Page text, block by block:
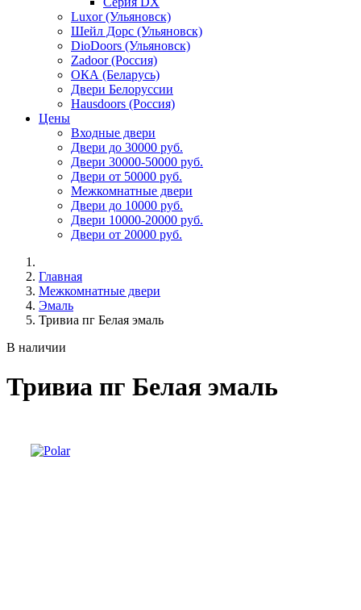
Luxor (Ульяновск)
Шейл Дорс (Ульяновск)
DioDoors (Ульяновск)
Zadoor (Россия)
ОКА (Беларусь)
Двери Белоруссии
Hausdoors (Россия)
Цены
Входные двери
Двери до 30000 руб.
Двери 30000-50000 руб.
Двери от 50000 руб.
Межкомнатные двери
Двери до 10000 руб.
Двери 10000-20000 руб.
Двери от 20000 руб.
Главная
Межкомнатные двери
Эмаль
Тривиа пг Белая эмаль
В наличии
Тривиа пг Белая эмаль